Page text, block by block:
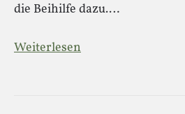
die Beihilfe dazu.…
Weiterlesen